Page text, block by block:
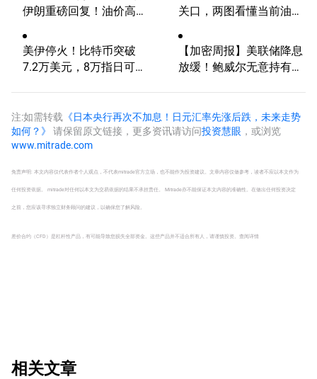
伊朗重磅回复！油价高波
关口，两图看懂当前油价
美伊停火！比特币突破
7.2万美元，8万指日可
【加密周报】美联储降息
放缓！鲍威尔无意持有！
注:如需转载 《日本央行再次不加息！日元汇率先涨后跌，未来走势
如何？》 请保留原文链接，更多资讯请访问投资慧眼 ，或浏览
www.mitrade.com
免责声明: 本文内容仅代表作者个人观点，不代表mitrade官方立场，也不能作为投资建议。文章内容仅做参考，读者不应以本文作为
任何投资依据。 mitrade对任何以本文为交易依据的结果不承担责任。 Mitrade亦不能保证本文内容的准确性。在做出任何投资决定
之前，您应该寻求独立财务顾问的建议，以确保您了解风险。
差价合约（CFD）是杠杆性产品，有可能导致您损失全部资金。这些产品并不适合所有人，请谨慎投资。 查阅详情
相关文章